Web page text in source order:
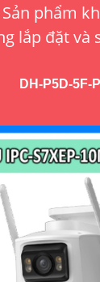
phẩm
lắp đặt và
DH-P5D-5F-